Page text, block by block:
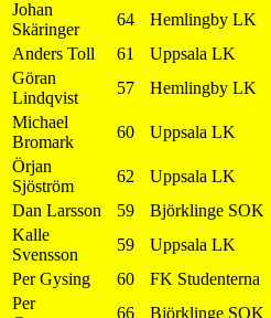
Johan
Skäringer
64 Hemlingby LK
Anders Toll
61 Uppsala LK
Göran
Lindqvist
57 Hemlingby LK
Michael
Bromark
60 Uppsala LK
Örjan
Sjöström
62 Uppsala LK
Dan Larsson
59 Björklinge SOK
Kalle
Svensson
59 Uppsala LK
Per Gysing
60 FK Studenterna
Per
66 Björklinge SOK